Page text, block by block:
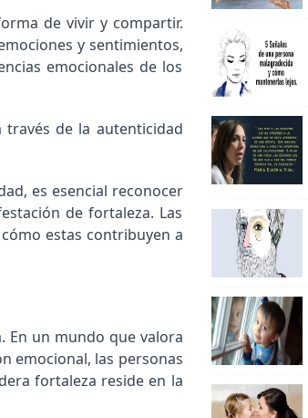
de vivir y compartir.
y sentimientos,
emocionales de los
de la autenticidad
es esencial reconocer
de fortaleza. Las
estas contribuyen a
En un mundo que valora
emocional, las personas
fortaleza reside en la